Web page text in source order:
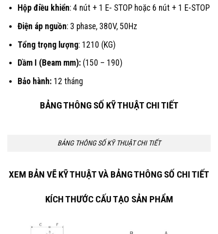
Hộp điều khiển: 4 nút + 1 E- STOP hoặc 6 nút + 1 E-STOP
Điện áp nguồn: 3 phase, 380V, 50Hz
Tổng trọng lượng: 1210 (KG)
Dầm I (Beam mm):(150 – 190)
Bảo hành: 12 tháng
BẢNG THÔNG SỐ KỸ THUẬT CHI TIẾT
BẢNG THÔNG SỐ KỸ THUẬT CHI TIẾT
XEM BẢN VẼ KỸ THUẬT VÀ BẢNG THÔNG SỐ CHI TIẾT
KÍCH THƯỚC CẤU TẠO SẢN PHẨM